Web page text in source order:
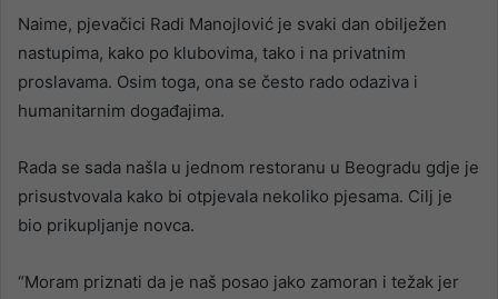
Naime, pjevačici Radi Manojlović je svaki dan obilježen
nastupima, kako po klubovima, tako i na privatnim
proslavama. Osim toga, ona se često rado odaziva i
humanitarnim događajima.
Rada se sada našla u jednom restoranu u Beogradu gdje je
prisustvovala kako bi otpjevala nekoliko pjesama. Cilj je
bio prikupljanje novca.
“Moram priznati da je naš posao jako zamoran i težak jer